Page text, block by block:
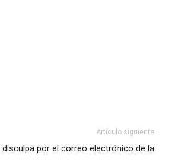
Artículo siguiente
por el correo electrónico de la